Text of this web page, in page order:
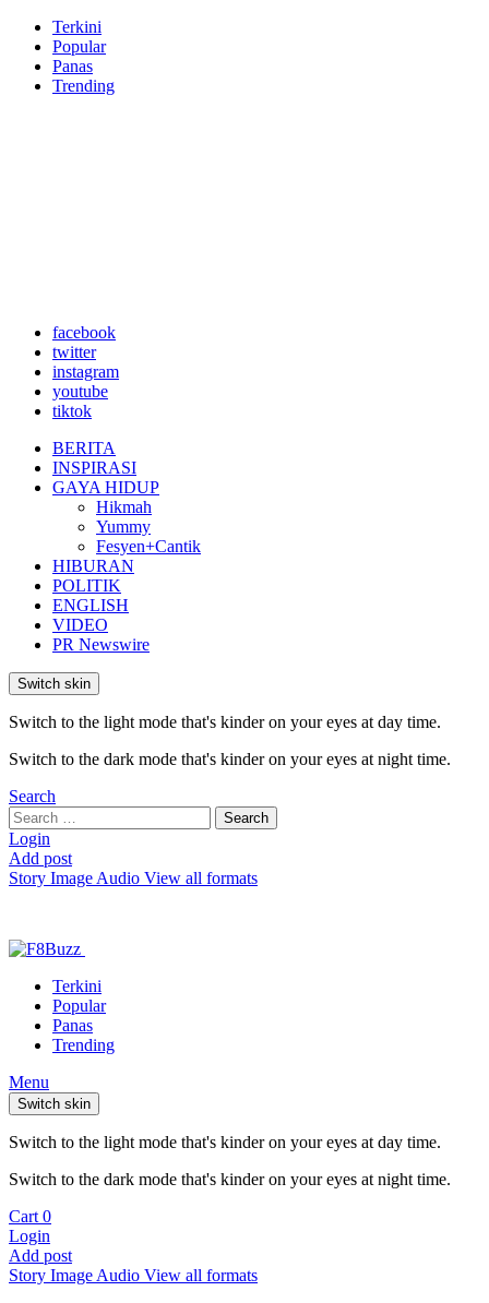
Terkini
Popular
Panas
Trending
facebook
twitter
instagram
youtube
tiktok
BERITA
INSPIRASI
GAYA HIDUP
Hikmah
Yummy
Fesyen+Cantik
HIBURAN
POLITIK
ENGLISH
VIDEO
PR Newswire
Switch skin
Switch to the light mode that's kinder on your eyes at day time.
Switch to the dark mode that's kinder on your eyes at night time.
Search
Search
for:
Search
Login
Add post
Story Image Audio View all formats
Terkini
Popular
Panas
Trending
Menu
Switch skin
Switch to the light mode that's kinder on your eyes at day time.
Switch to the dark mode that's kinder on your eyes at night time.
Cart 0
Login
Add post
Story Image Audio View all formats